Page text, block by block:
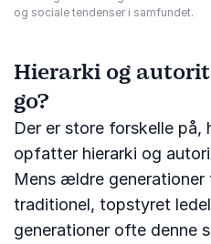
og sociale tendenser i samfundet.
Hierarki og
go?
Der er store forskelle på,
opfatter hierarki og
Mens ældre generationer
traditionel, topstyret
generationer ofte denne